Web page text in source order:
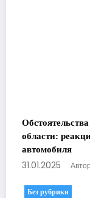
области:
автомобиля
31.01.2025 Автор
Без рубрики